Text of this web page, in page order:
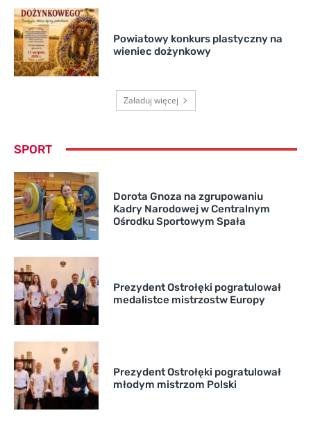
Powiatowy konkurs plastyczny na
wieniec dożynkowy
Załaduj więcej
SPORT
Dorota Gnoza na zgrupowaniu
Kadry Narodowej w Centralnym
Ośrodku Sportowym Spała
Prezydent Ostrołęki pogratulował
medalistce mistrzostw Europy
Prezydent Ostrołęki pogratulował
młodym mistrzom Polski